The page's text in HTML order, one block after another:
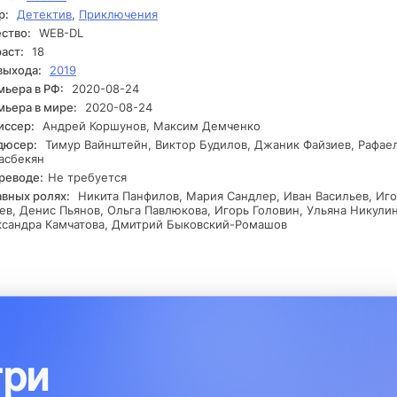
замкнутого круга, или его амбиции приведут к фатальным
Детектив, Приключения
WEB-DL
18
2019
в РФ:
2020-08-24
в мире:
2020-08-24
Андрей Коршунов, Максим Демченко
Тимур Вайнштейн, Виктор Будилов, Джаник Файзиев,
Не требуется
ролях:
Никита Панфилов, Мария Сандлер, Иван Васильев,
Денис Пьянов, Ольга Павлюкова, Игорь Головин, Ульяна
Камчатова, Дмитрий Быковский-Ромашов